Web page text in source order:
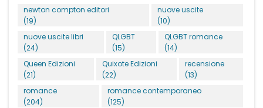
newton compton editori
(19)
nuove uscite
(10)
nuove uscite libri
(24)
QLGBT
(15)
QLGBT romance
(14)
Queen Edizioni
(21)
Quixote Edizioni
(22)
recensione
(13)
romance
(204)
romance contemporaneo
(125)